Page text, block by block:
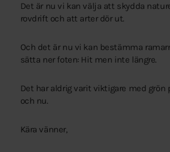
Det är nu vi kan välja att skydda
rovdrift och att arter dör ut.
Och det är nu vi kan bestämma
sätta ner foten: Hit men inte längre.
Det har aldrig varit viktigare med
och nu.
Kära vänner,